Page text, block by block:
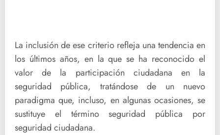
La inclusión de ese criterio refleja una tendencia en
los últimos años, en la que se ha reconocido el
valor de la participación ciudadana en la
seguridad pública, tratándose de un nuevo
paradigma que, incluso, en algunas ocasiones, se
sustituye el término seguridad pública por
seguridad ciudadana.